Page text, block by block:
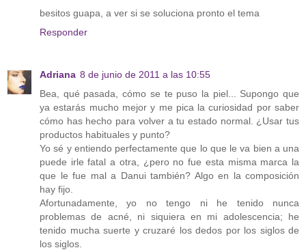
besitos guapa, a ver si se soluciona pronto el tema
Responder
Adriana 8 de junio de 2011 a las 10:55
Bea, qué pasada, cómo se te puso la piel... Supongo que
ya estarás mucho mejor y me pica la curiosidad por saber
cómo has hecho para volver a tu estado normal. ¿Usar tus
productos habituales y punto?
Yo sé y entiendo perfectamente que lo que le va bien a una
puede irle fatal a otra, ¿pero no fue esta misma marca la
que le fue mal a Danui también? Algo en la composición
hay fijo.
Afortunadamente, yo no tengo ni he tenido nunca
problemas de acné, ni siquiera en mi adolescencia; he
tenido mucha suerte y cruzaré los dedos por los siglos de
los siglos.